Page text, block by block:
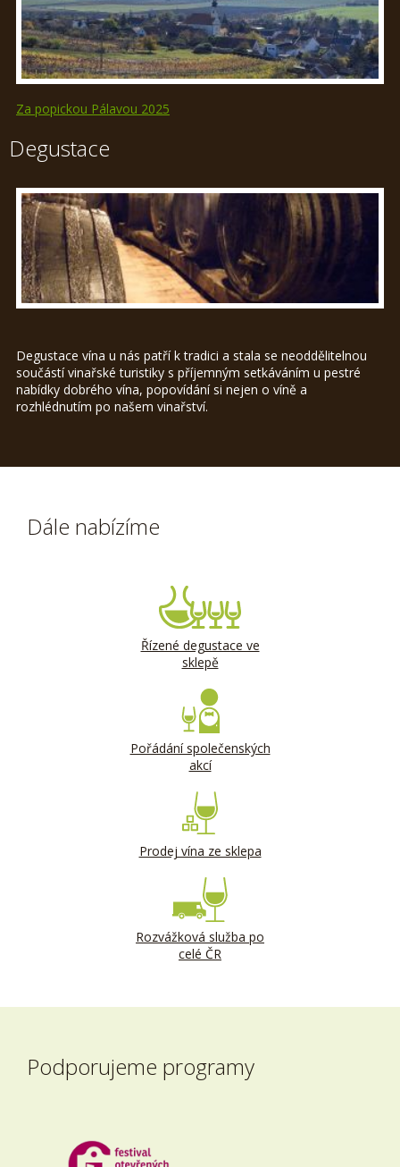
Za popickou Pálavou 2025
Degustace
Degustace vína u nás patří k tradici a stala se neoddělitelnou
součástí vinařské turistiky s příjemným setkáváním u pestré
nabídky dobrého vína, popovídání si nejen o víně a
rozhlédnutím po našem vinařství.
Dále nabízíme
Řízené degustace ve
sklepě
Pořádání společenských
akcí
Prodej vína ze sklepa
Rozvážková služba po
celé ČR
Podporujeme programy